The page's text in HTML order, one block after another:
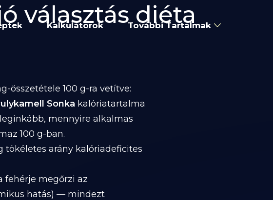
Kalkulátorok További Tartalmak
választás diéta
összetétele 100 g-ra vetítve:
Sonka kalóriatartalma
mennyire alkalmas
100 g-ban.
tökéletes arány kalóriadeficites
fehérje megőrzi az
hatás) — mindezt